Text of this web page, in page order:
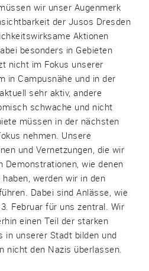
wir unser Augenmerk
der Jusos Dresden
Aktionen
besonders in Gebieten
nicht im Fokus unserer
in Campusnähe und in der
sehr aktiv, andere
schwache und nicht
müssen in der nächsten
nehmen. Unsere
und Vernetzungen, die wir
Demonstrationen, wie denen
werden wir in den
Dabei sind Anlässe, wie
Februar für uns zentral. Wir
einen Teil der starken
in unserer Stadt bilden und
nicht den Nazis überlassen.